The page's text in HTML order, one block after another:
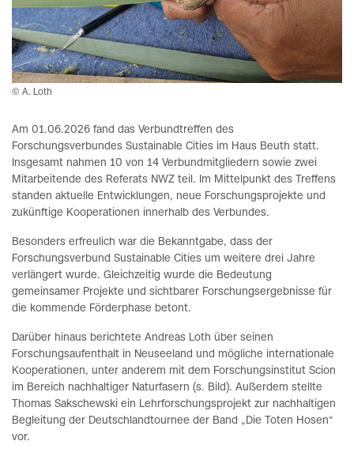
© A. Loth
Am 01.06.2026 fand das Verbundtreffen des
Forschungsverbundes Sustainable Cities im Haus Beuth statt.
Insgesamt nahmen 10 von 14 Verbundmitgliedern sowie zwei
Mitarbeitende des Referats NWZ teil. Im Mittelpunkt des Treffens
standen aktuelle Entwicklungen, neue Forschungsprojekte und
zukünftige Kooperationen innerhalb des Verbundes.
Besonders erfreulich war die Bekanntgabe, dass der
Forschungsverbund Sustainable Cities um weitere drei Jahre
verlängert wurde. Gleichzeitig wurde die Bedeutung
gemeinsamer Projekte und sichtbarer Forschungsergebnisse für
die kommende Förderphase betont.
Darüber hinaus berichtete Andreas Loth über seinen
Forschungsaufenthalt in Neuseeland und mögliche internationale
Kooperationen, unter anderem mit dem Forschungsinstitut Scion
im Bereich nachhaltiger Naturfasern (s. Bild). Außerdem stellte
Thomas Sakschewski ein Lehrforschungsprojekt zur nachhaltigen
Begleitung der Deutschlandtournee der Band „Die Toten Hosen“
vor.